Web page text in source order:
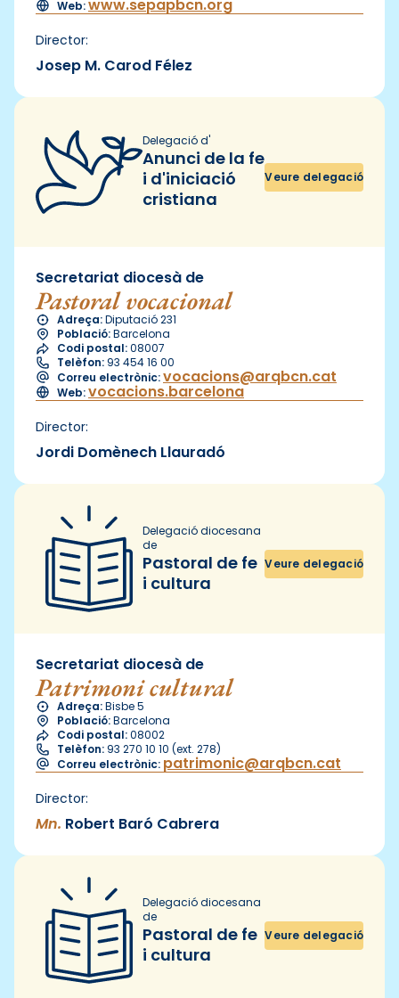
Web:www.sepapbcn.org
Director:
Josep M. Carod Félez
Delegació d'
Anunci de la fe
i d'iniciació
cristiana
Veure delegació
Secretariat diocesà de
Pastoral vocacional
Adreça:Diputació 231
Població:Barcelona
Codi postal:08007
Telèfon: 93 454 16 00
Correu electrònic:vocacions@arqbcn.cat
Web:vocacions.barcelona
Director:
Jordi Domènech Llauradó
Delegació diocesana
de
Pastoral de fe
i cultura
Veure delegació
Secretariat diocesà de
Patrimoni cultural
Adreça:Bisbe 5
Població:Barcelona
Codi postal:08002
Telèfon: 93 270 10 10 (ext. 278)
Correu electrònic: patrimonic@arqbcn.cat
Director:
Mn. Robert Baró Cabrera
Delegació diocesana
de
Pastoral de fe
i cultura
Veure delegació